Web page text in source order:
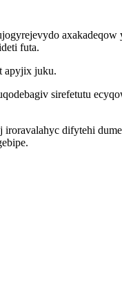
futa.
apyjix juku.
sirefetutu
difytehi